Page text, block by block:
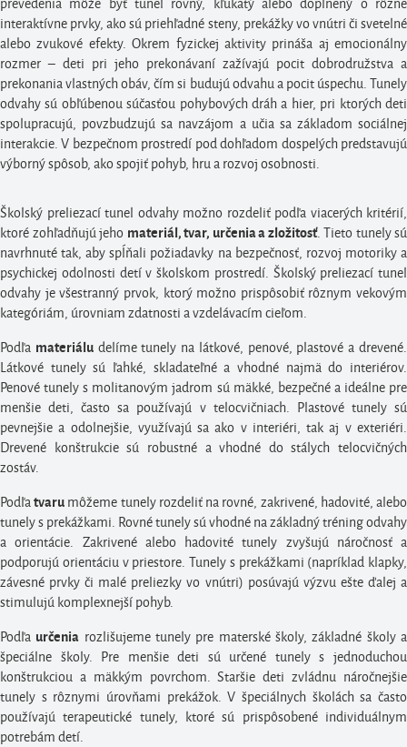
interaktívne prvky, ako sú priehľadné steny, prekážky vo vnútri či svetelné
alebo zvukové efekty. Okrem fyzickej aktivity prináša aj emocionálny
rozmer – deti pri jeho prekonávaní zažívajú pocit dobrodružstva a
prekonania vlastných obáv, čím si budujú odvahu a pocit úspechu. Tunely
odvahy sú obľúbenou súčasťou pohybových dráh a hier, pri ktorých deti
spolupracujú, povzbudzujú sa navzájom a učia sa základom sociálnej
interakcie. V bezpečnom prostredí pod dohľadom dospelých predstavujú
výborný spôsob, ako spojiť pohyb, hru a rozvoj osobnosti.
Školský preliezací tunel odvahy možno rozdeliť podľa viacerých kritérií,
ktoré zohľadňujú jeho materiál, tvar, určenia a zložitosť. Tieto tunely sú
navrhnuté tak, aby spĺňali požiadavky na bezpečnosť, rozvoj motoriky a
psychickej odolnosti detí v školskom prostredí. Školský preliezací tunel
odvahy je všestranný prvok, ktorý možno prispôsobiť rôznym vekovým
kategóriám, úrovniam zdatnosti a vzdelávacím cieľom.
Podľa materiáludelíme tunely na látkové, penové, plastové a drevené.
Látkové tunely sú ľahké, skladateľné a vhodné najmä do interiérov.
Penové tunely s molitanovým jadrom sú mäkké, bezpečné a ideálne pre
menšie deti, často sa používajú v telocvičniach. Plastové tunely sú
pevnejšie a odolnejšie, využívajú sa ako v interiéri, tak aj v exteriéri.
Drevené konštrukcie sú robustné a vhodné do stálych telocvičných
zostáv.
Podľatvarumôžeme tunely rozdeliť na rovné, zakrivené, hadovité, alebo
tunely s prekážkami. Rovné tunely sú vhodné na základný tréning odvahy
a orientácie. Zakrivené alebo hadovité tunely zvyšujú náročnosť a
podporujú orientáciu v priestore. Tunely s prekážkami (napríklad klapky,
závesné prvky či malé preliezky vo vnútri) posúvajú výzvu ešte ďalej a
stimulujú komplexnejší pohyb.
Podľa určenia rozlišujeme tunely pre materské školy, základné školy a
špeciálne školy. Pre menšie deti sú určené tunely s jednoduchou
konštrukciou a mäkkým povrchom. Staršie deti zvládnu náročnejšie
tunely s rôznymi úrovňami prekážok. V špeciálnych školách sa často
používajú terapeutické tunely, ktoré sú prispôsobené individuálnym
potrebám detí.